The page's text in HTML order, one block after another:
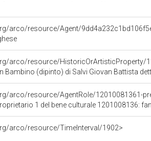
arco/resource/Agent/
arco/resource/HistoricOrArtisticProperty/
Bambino (dipinto) di Salvi Giovan Battista
arco/resource/AgentRole/12010081361-
1 del bene culturale 1201008136:
arco/resource/TimeInterval/1902>